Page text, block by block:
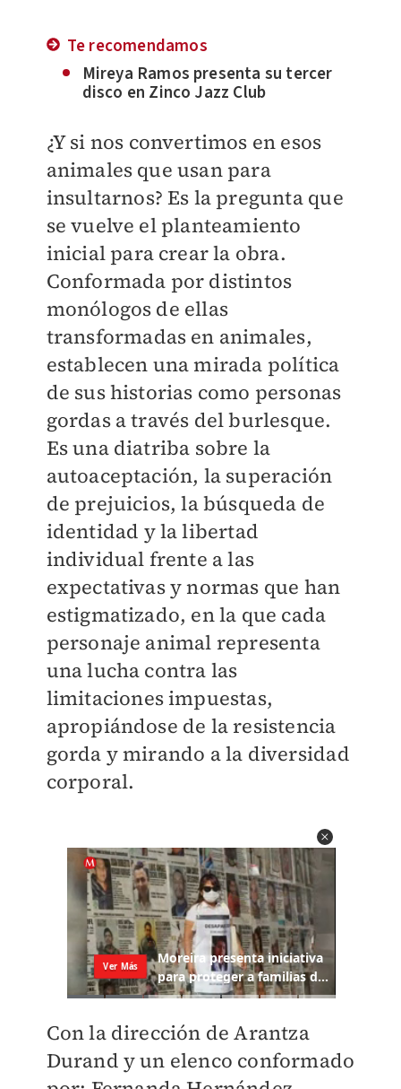
Te recomendamos
Mireya Ramos presenta su tercer
disco en Zinco Jazz Club
¿Y si nos convertimos en esos
animales que usan para
insultarnos? Es la pregunta que
se vuelve el planteamiento
inicial para crear la obra.
Conformada por distintos
monólogos de ellas
transformadas en animales,
establecen una mirada política
de sus historias como personas
gordas a través del burlesque.
Es una diatriba sobre la
autoaceptación, la superación
de prejuicios, la búsqueda de
identidad y la libertad
individual frente a las
expectativas y normas que han
estigmatizado, en la que cada
personaje animal representa
una lucha contra las
limitaciones impuestas,
apropiándose de la resistencia
gorda y mirando a la diversidad
corporal.
Con la dirección de Arantza
Durand y un elenco conformado